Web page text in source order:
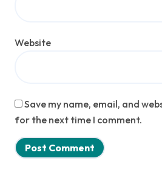
Website
Save my name, email, and
for the next time I comment.